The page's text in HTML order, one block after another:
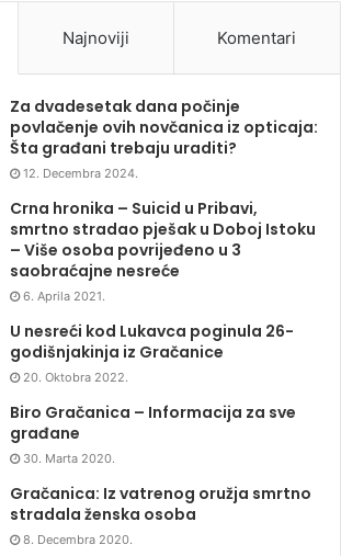
Najnoviji Komentari
Za dvadesetak dana počinje
povlačenje ovih novčanica iz opticaja:
Šta građani trebaju uraditi?
12. Decembra 2024.
Crna hronika – Suicid u Pribavi,
smrtno stradao pješak u Doboj Istoku
– Više osoba povrijeđeno u 3
saobraćajne nesreće
6. Aprila 2021.
U nesreći kod Lukavca poginula 26-
godišnjakinja iz Gračanice
20. Oktobra 2022.
Biro Gračanica – Informacija za sve
građane
30. Marta 2020.
Gračanica: Iz vatrenog oružja smrtno
stradala ženska osoba
8. Decembra 2020.